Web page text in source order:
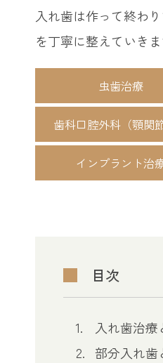
入れ歯は作って終わ
を丁寧に整えていき
虫歯治療
歯科口腔外科（顎関節
インプラント治
目次
入れ歯治
部分入れ歯